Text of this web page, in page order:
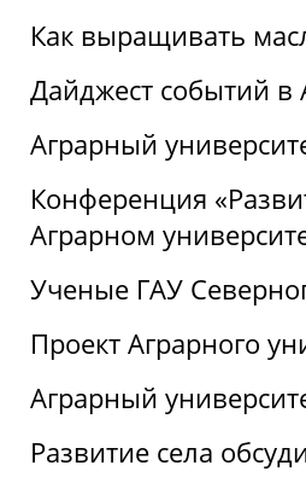
Как выращивать
Дайджест событий в
Аграрный
Конференция
Аграрном
Ученые ГАУ
Проект Аграрного
Аграрный
Развитие села